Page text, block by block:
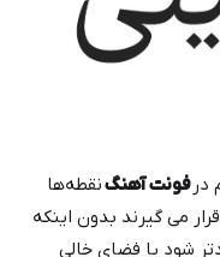
در فونت آهنگنقطه‌ها
می گیرند بدون اینکه
شود یا فضای خالی